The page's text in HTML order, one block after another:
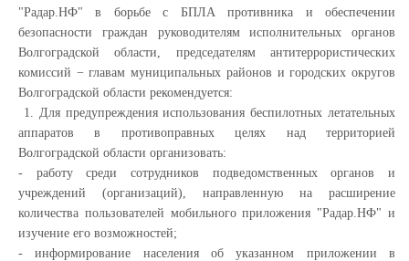
"Радар.НФ" в борьбе с БПЛА противника и обеспечении
безопасности граждан руководителям исполнительных органов
Волгоградской области, председателям антитеррористических
комиссий − главам муниципальных районов и городских округов
Волгоградской области рекомендуется:
1. Для предупреждения использования беспилотных летательных
аппаратов в противоправных целях над территорией
Волгоградской области организовать:
- работу среди сотрудников подведомственных органов и
учреждений (организаций), направленную на расширение
количества пользователей мобильного приложения "Радар.НФ" и
изучение его возможностей;
- информирование населения об указанном приложении в